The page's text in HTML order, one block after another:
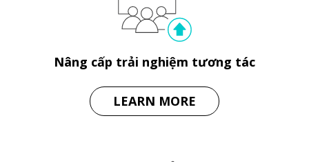
Nâng cấp trải nghiệm tương tác
LEARN MORE